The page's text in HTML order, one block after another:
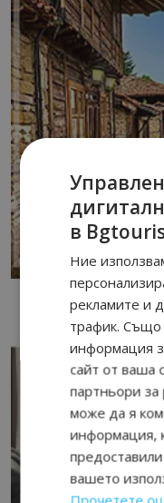
в
Ние
рекламите и
трафик. Също
информация
сайт от ваша
партньори за
може да я
информация,
вашето
Прочетете